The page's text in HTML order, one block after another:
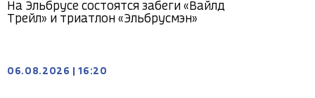
На Эльбрусе состоятся забеги «Вайлд
Трейл» и триатлон «Эльбрусмэн»
06.08.2026 16:20